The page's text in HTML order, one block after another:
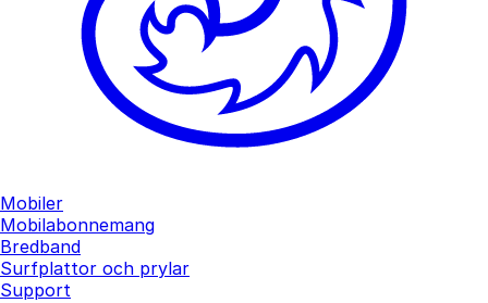
Mobiler
Mobilabonnemang
Bredband
Surfplattor och prylar
Support